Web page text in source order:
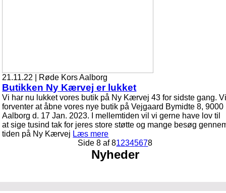
21.11.22 | Røde Kors Aalborg
Butikken Ny Kærvej er lukket
Vi har nu lukket vores butik på Ny Kærvej 43 for sidste gang.
forventer at åbne vores nye butik på Vejgaard Bymidte 8, 9000
Aalborg d. 17 Jan. 2023. I mellemtiden vil vi gerne have lov til
at sige tusind tak for jeres store støtte og mange besøg
tiden på Ny Kærvej Læs mere
Side 8 af 812345678
Nyheder